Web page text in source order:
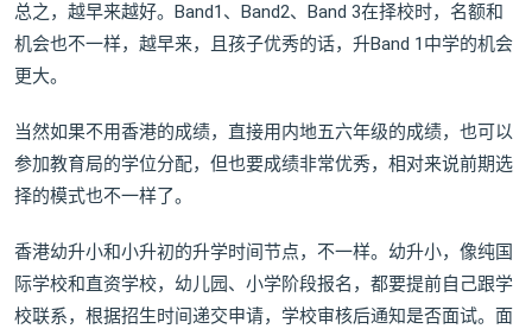
总之，越早来越好。Band1、Band2、Band 3在择校时，名额和
机会也不一样，越早来，且孩子优秀的话，升Band 1中学的机会
更大。
当然如果不用香港的成绩，直接用内地五六年级的成绩，也可以
参加教育局的学位分配，但也要成绩非常优秀，相对来说前期选
择的模式也不一样了。
香港幼升小和小升初的升学时间节点，不一样。幼升小，像纯国
际学校和直资学校，幼儿园、小学阶段报名，都要提前自己跟学
校联系，根据招生时间递交申请，学校审核后通知是否面试。面